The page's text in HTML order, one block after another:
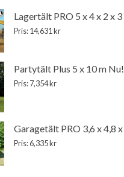
Lagertält PRO 5 x 4 x 2 x 3
Pris: 14,631 kr
Partytält Plus 5 x 10 m Nu!
Pris: 7,354 kr
Garagetält PRO 3,6 x 4,8 x
Pris: 6,335 kr